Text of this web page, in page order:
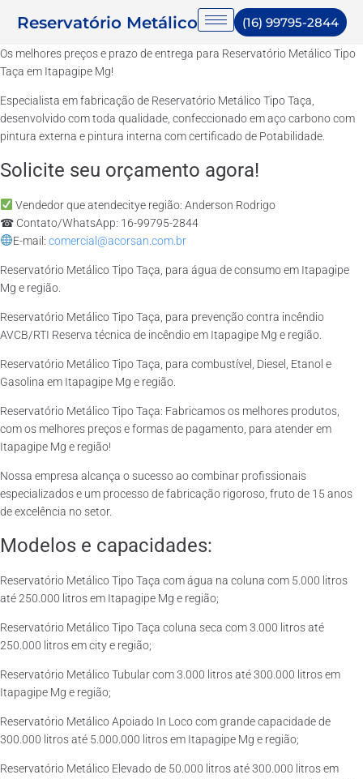
Reservatório Metálico (16) 99795-2844
Os melhores preços e prazo de entrega para Reservatório Metálico Tipo
Taça em Itapagipe Mg!
Especialista em fabricação de Reservatório Metálico Tipo Taça,
desenvolvido com toda qualidade, confeccionado em aço carbono com
pintura externa e pintura interna com certificado de Potabilidade.
Solicite seu orçamento agora!
Vendedor que atendecitye região: Anderson Rodrigo
☎ Contato/WhatsApp: 16-99795-2844
E-mail: comercial@acorsan.com.br
Reservatório Metálico Tipo Taça, para água de consumo em Itapagipe
Mg e região.
Reservatório Metálico Tipo Taça, para prevenção contra incêndio
AVCB/RTI Reserva técnica de incêndio em Itapagipe Mg e região.
Reservatório Metálico Tipo Taça, para combustível, Diesel, Etanol e
Gasolina em Itapagipe Mg e região.
Reservatório Metálico Tipo Taça: Fabricamos os melhores produtos,
com os melhores preços e formas de pagamento, para atender em
Itapagipe Mg e região!
Nossa empresa alcança o sucesso ao combinar profissionais
especializados e um processo de fabricação rigoroso, fruto de 15 anos
de excelência no setor.
Modelos e capacidades:
Reservatório Metálico Tipo Taça com água na coluna com 5.000 litros
até 250.000 litros em Itapagipe Mg e região;
Reservatório Metálico Tipo Taça coluna seca com 3.000 litros até
250.000 litros em city e região;
Reservatório Metálico Tubular com 3.000 litros até 300.000 litros em
Itapagipe Mg e região;
Reservatório Metálico Apoiado In Loco com grande capacidade de
300.000 litros até 5.000.000 litros em Itapagipe Mg e região;
Reservatório Metálico Elevado de 50.000 litros até 300.000 litros em